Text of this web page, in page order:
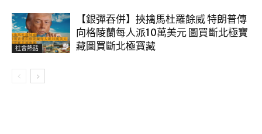
社會熱話
【銀彈吞併】挾擒馬杜羅餘威 特朗普傳
向格陵蘭每人派10萬美元 圖買斷北極寶
藏圖買斷北極寶藏